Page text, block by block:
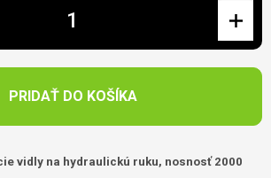
PRIDAŤ DO KOŠÍKA
vidly na hydraulickú ruku, nosnosť 2000